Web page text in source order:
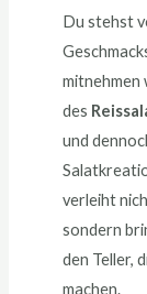
Du stehst
mitnehmen
des
und
verleiht
sondern
den Teller,
machen.